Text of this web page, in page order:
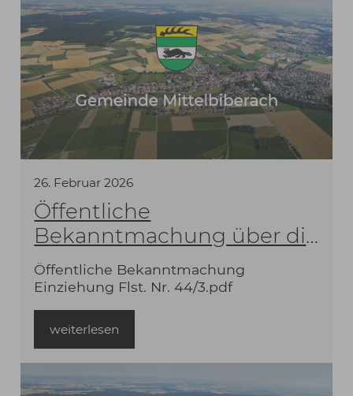
26. Februar 2026
Öffentliche
Bekanntmachung über die
Einziehung einer Teilfläche
des Fußweges Flst. Nr.
44/3, Biberacher Straße,
Mittelbiberach gemäß § 7
Straßengesetz Baden-
Württemberg (StrG)
Öffentliche Bekanntmachung
Einziehung Flst. Nr. 44/3.pdf
weiterlesen